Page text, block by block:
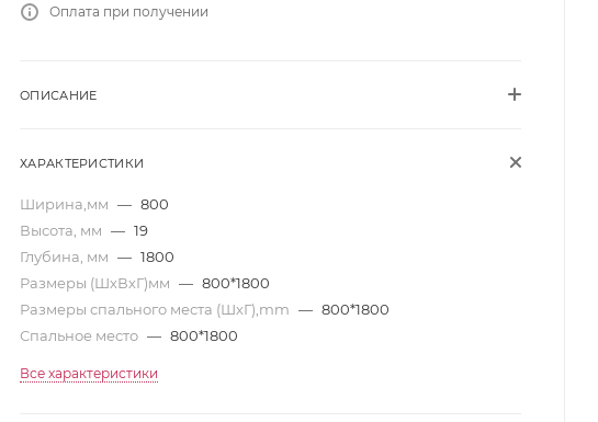
Оплата при получении
ОПИСАНИЕ
ХАРАКТЕРИСТИКИ
Ширина,мм — 800
Высота, мм — 19
Глубина, мм — 1800
Размеры (ШхВхГ)мм — 800*1800
Размеры спального места (ШхГ),mm — 800*1800
Спальное место — 800*1800
Все характеристики